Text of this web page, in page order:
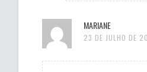
MARIANE
23 DE JULHO DE